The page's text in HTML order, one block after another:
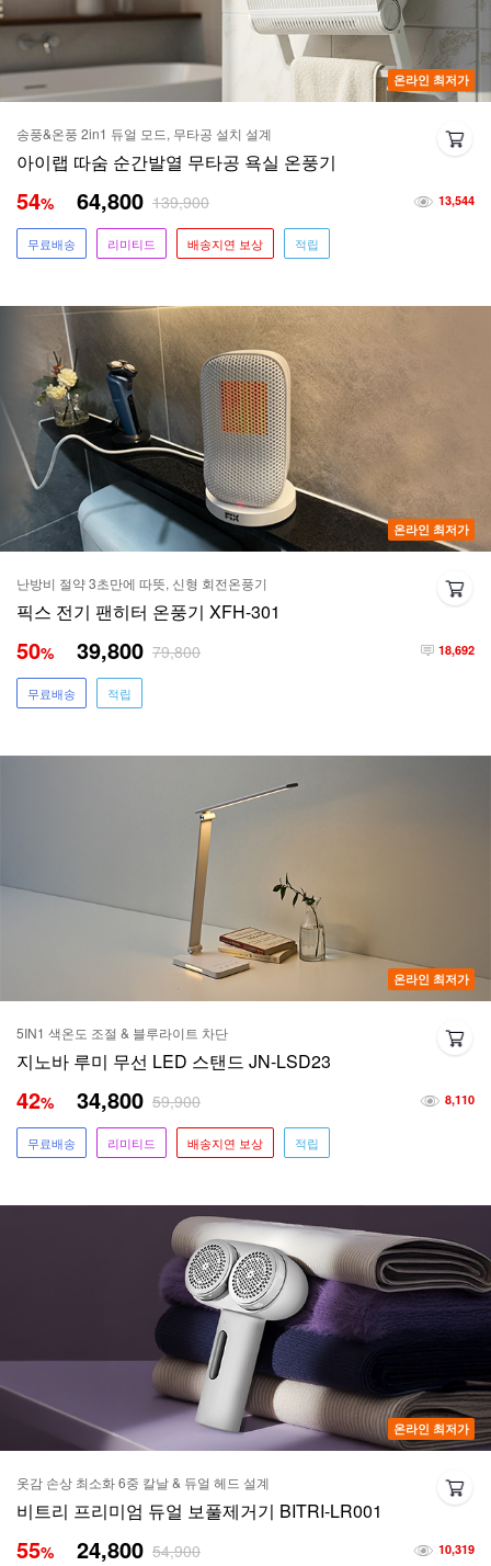
온라인 최저가
송풍&온풍 2in1 듀얼 모드, 무타공 설치 설계
아이랩 따숨 순간발열 무타공 욕실 온풍기
13,544
54% 64,800 139,900
무료배송 리미티드 배송지연 보상 적립
온라인 최저가
난방비 절약 3초만에 따뜻, 신형 회전온풍기
픽스 전기 팬히터 온풍기 XFH-301
18,692
50% 39,800 79,800
무료배송 적립
온라인 최저가
5IN1 색온도 조절 & 블루라이트 차단
지노바 루미 무선 LED 스탠드 JN-LSD23
8,110
42% 34,800 59,900
무료배송 리미티드 배송지연 보상 적립
온라인 최저가
옷감 손상 최소화 6중 칼날 & 듀얼 헤드 설계
비트리 프리미엄 듀얼 보풀제거기 BITRI-LR001
10,319
55% 24,800 54,900